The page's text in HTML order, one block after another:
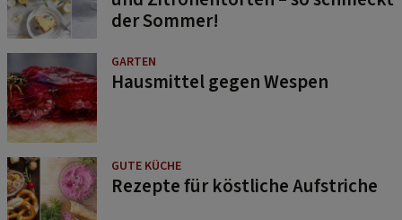
der Sommer!
GARTEN
Hausmittel gegen Wespen
GUTE KÜCHE
Rezepte für köstliche Aufstriche